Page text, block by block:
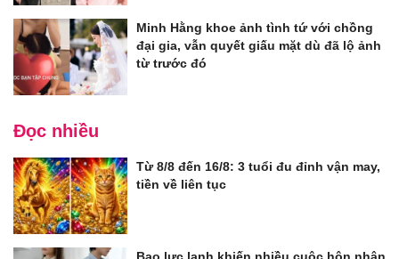
Minh Hằng khoe ảnh tình tứ với chồng
đại gia, vẫn quyết giấu mặt dù đã lộ ảnh
từ trước đó
Đọc nhiều
Từ 8/8 đến 16/8: 3 tuổi đu đỉnh vận may,
tiền về liên tục
Bạo lực lạnh khiến nhiều cuộc hôn nhân